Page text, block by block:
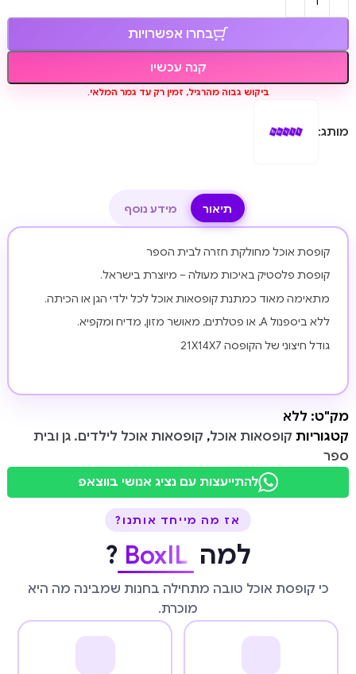
בחרו אפשרויות
קנה עכשיו
ביקוש גבוה מהרגיל, זמין רק עד גמר המלאי.
מותג:
תיאור מידע נוסף
קופסת אוכל מחולקת חזרה לבית הספר
קופסת פלסטיק באיכות מעולה – מיוצרת בישראל.
מתאימה מאוד כמתנת קופסאות אוכל לכל ילדי הגן או הכיתה.
ללא ביספנול A, או פטלתים, מאושר מזון, מדיח ומקפיא.
גודל חיצוני של הקופסה 21X14X7
מק"ט: ללא
קטגוריות קופסאות אוכל, קופסאות אוכל לילדים. גן ובית
ספר
להתייעצות עם נציג אנושי בווצאפ
אז מה מייחד אותנו?
למה BoxIL
?
כי קופסת אוכל טובה מתחילה בחנות שמבינה מה היא
מוכרת.